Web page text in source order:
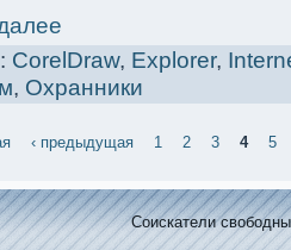
CorelDraw, Explorer,
, Охранники
‹ предыдущая 1 2 3 4 5
Соискaтели